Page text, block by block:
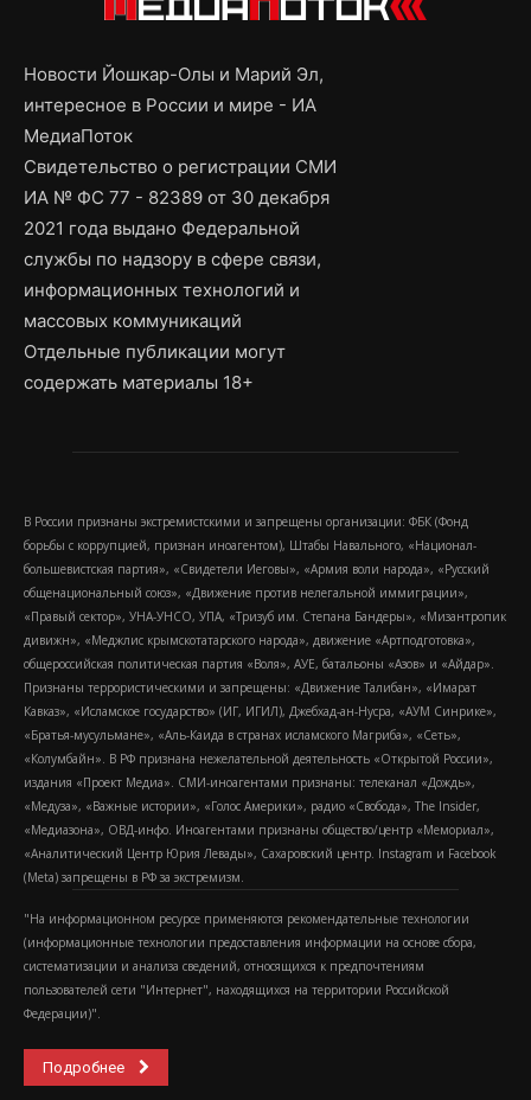
Новости Йошкар-Олы и Марий Эл,
интересное в России и мире - ИА
МедиаПоток
Свидетельство о регистрации СМИ
ИА № ФС 77 - 82389 от 30 декабря
2021 года выдано Федеральной
службы по надзору в сфере связи,
информационных технологий и
массовых коммуникаций
Отдельные публикации могут
содержать материалы 18+
В России признаны экстремистскими и запрещены организации: ФБК (Фонд
борьбы с коррупцией, признан иноагентом), Штабы Навального, «Национал-
большевистская партия», «Свидетели Иеговы», «Армия воли народа», «Русский
общенациональный союз», «Движение против нелегальной иммиграции»,
«Правый сектор», УНА-УНСО, УПА, «Тризуб им. Степана Бандеры», «Мизантропик
дивижн», «Меджлис крымскотатарского народа», движение «Артподготовка»,
общероссийская политическая партия «Воля», АУЕ, батальоны «Азов» и «Айдар».
Признаны террористическими и запрещены: «Движение Талибан», «Имарат
Кавказ», «Исламское государство» (ИГ, ИГИЛ), Джебхад-ан-Нусра, «АУМ Синрике»,
«Братья-мусульмане», «Аль-Каида в странах исламского Магриба», «Сеть»,
«Колумбайн». В РФ признана нежелательной деятельность «Открытой России»,
издания «Проект Медиа». СМИ-иноагентами признаны: телеканал «Дождь»,
«Медуза», «Важные истории», «Голос Америки», радио «Свобода», The Insider,
«Медиазона», ОВД-инфо. Иноагентами признаны общество/центр «Мемориал»,
«Аналитический Центр Юрия Левады», Сахаровский центр. Instagram и Facebook
(Metа) запрещены в РФ за экстремизм.
"На информационном ресурсе применяются рекомендательные технологии
(информационные технологии предоставления информации на основе сбора,
систематизации и анализа сведений, относящихся к предпочтениям
пользователей сети "Интернет", находящихся на территории Российской
Федерации)".
Подробнее